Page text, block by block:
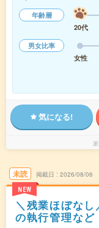
年齢層
20代
男女比率
女性
気になる!
未読
NEW
掲載日 2026/08/06
＼残業ほぼな
の執行管理など